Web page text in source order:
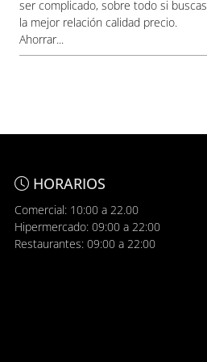
ser complicado, sobre todo si buscas
la mejor relación calidad precio.
Ahorrar...
HORARIOS
Comercial: 10:00 a 22.00
Hipermercado: 09:00 a 22:00
Restaurantes: 09:00 a 22:00